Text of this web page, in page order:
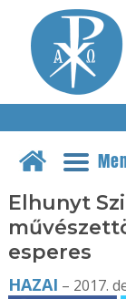
Elhunyt
esperes
HAZAI – 2017.